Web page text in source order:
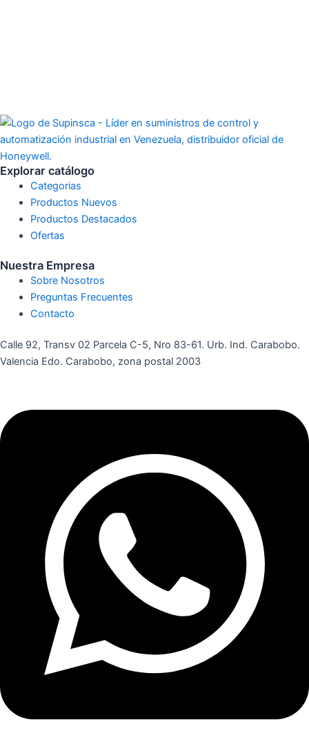
Explorar catálogo
Categorias
Productos Nuevos
Productos Destacados
Ofertas
Nuestra Empresa
Sobre Nosotros
Preguntas Frecuentes
Contacto
Calle 92, Transv 02 Parcela C-5, Nro 83-61. Urb. Ind. Carabobo.
Valencia Edo. Carabobo, zona postal 2003